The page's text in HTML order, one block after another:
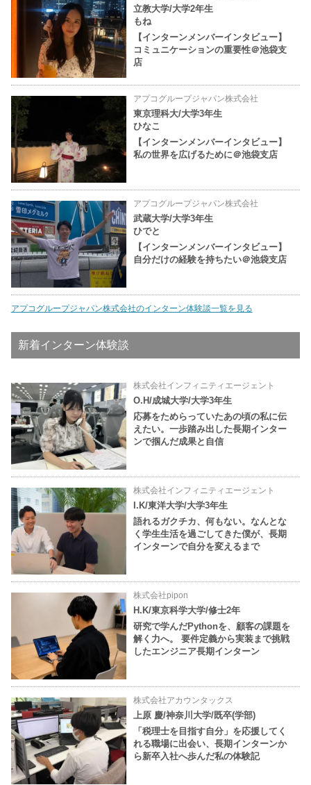
立教大学/大学2年生
もね
【インターンメンバーインタビュー】
コミュニケーションの重要性＠池袋支
店
アプコグループジャパン株式会社
東京理科大/大学3年生
ひなこ
【インターンメンバーインタビュー】
私の世界を広げるために＠池袋支店
アプコグループジャパン株式会社
武蔵大学/大学3年生
ひでと
【インターンメンバーインタビュー】
自分だけの経験を持ちたい＠池袋支店
アプコグループジャパン株式会社のインターン体験談一覧を見る
新着インターン体験談
株式会社インフィニティエージェント
O.H/成城大学/大学3年生
応募をためらっていたあの頃の私に伝
えたい。一歩踏み出した長期インター
ンで掴んだ成果と自信
株式会社インフィニティエージェント
I.K/東洋大学/大学3年生
語れるガクチカ、何もない。なんとな
く学生生活を過ごしてきた僕が、長期
インターンで自分を変えるまで
株式会社pipon
H.K/東京科学大学/修士2年
研究で学んだPythonを、顧客の課題を
解く力へ。 要件定義から実装まで挑戦
したエンジニア長期インターン
株式会社アカウンタックス
上原 慶/神奈川大学/既卒(学部)
「税理士を目指す自分」を応援してく
れる職場に出会い、長期インターンか
ら新卒入社へ歩んだ私の体験記